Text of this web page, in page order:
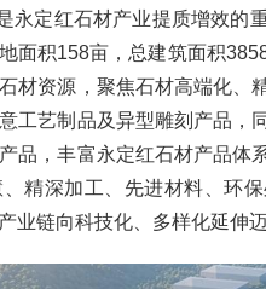
永定红石材产业提质增效的
面积158亩，总建筑面积
材资源，聚焦石材高端化、
工艺制品及异型雕刻产品，
品，丰富永定红石材产品体
精深加工、先进材料、环
业链向科技化、多样化延伸